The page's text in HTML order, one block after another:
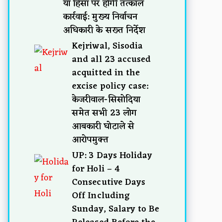
या हिंसा पर होगी तत्काल
कार्रवाई: मुख्य निर्वाचन
अधिकारी के सख्त निर्देश
Kejriwal, Sisodia
and all 23 accused
acquitted in the
excise policy case:
केजरीवाल-सिसोदिया
समेत सभी 23 लोग
आबकारी घोटाले से
आरोपमुक्त
UP: 3 Days Holiday
for Holi – 4
Consecutive Days
Off Including
Sunday, Salary to Be